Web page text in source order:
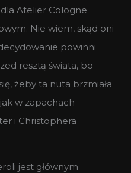
Atelier Cologne
Nie wiem, skąd oni
powinni
resztą świata, bo
żeby ta nuta brzmiała
w zapachach
i Christophera
jest głównym